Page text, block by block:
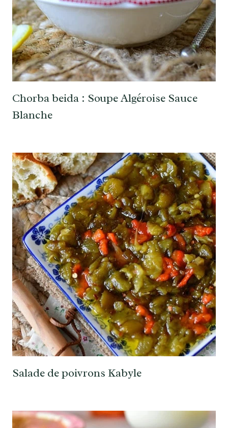
Chorba beida : Soupe Algéroise Sauce
Blanche
Salade de poivrons Kabyle